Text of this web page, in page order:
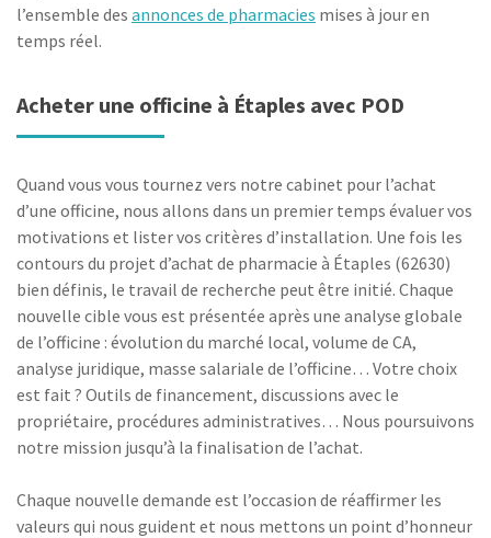
l’ensemble des annonces de pharmacies mises à jour en
temps réel.
Acheter une officine à Étaples avec POD
Quand vous vous tournez vers notre cabinet pour l’achat
d’une officine, nous allons dans un premier temps évaluer vos
motivations et lister vos critères d’installation. Une fois les
contours du projet d’achat de pharmacie à Étaples (62630)
bien définis, le travail de recherche peut être initié. Chaque
nouvelle cible vous est présentée après une analyse globale
de l’officine : évolution du marché local, volume de CA,
analyse juridique, masse salariale de l’officine… Votre choix
est fait ? Outils de financement, discussions avec le
propriétaire, procédures administratives… Nous poursuivons
notre mission jusqu’à la finalisation de l’achat.
Chaque nouvelle demande est l’occasion de réaffirmer les
valeurs qui nous guident et nous mettons un point d’honneur